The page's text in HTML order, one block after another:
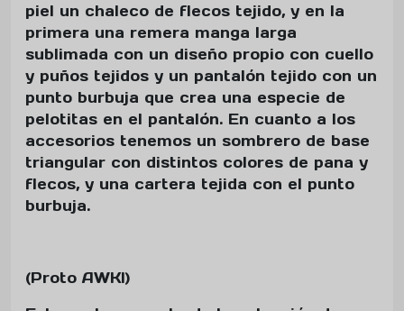
piel un chaleco de flecos tejido, y en la
primera una remera manga larga
sublimada con un diseño propio con cuello
y puños tejidos y un pantalón tejido con un
punto burbuja que crea una especie de
pelotitas en el pantalón. En cuanto a los
accesorios tenemos un sombrero de base
triangular con distintos colores de pana y
flecos, y una cartera tejida con el punto
burbuja.
(Proto AWKI)